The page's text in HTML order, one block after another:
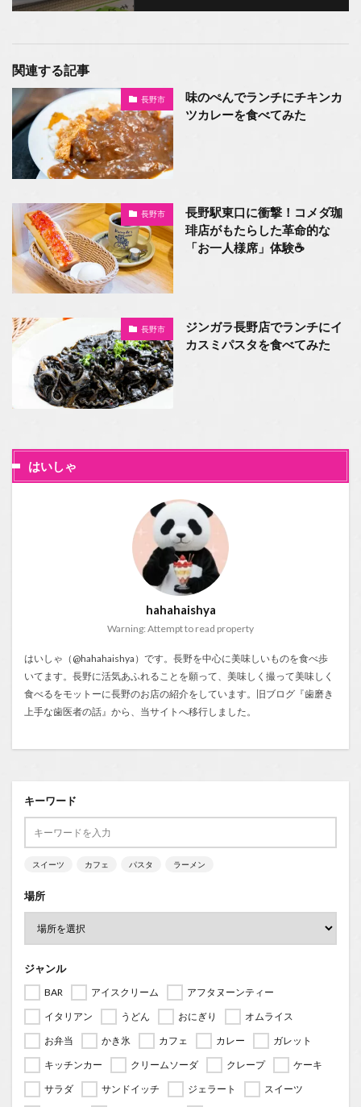
関連する記事
長野市
味のぺんでランチにチキンカ
ツカレーを食べてみた
長野市
長野駅東口に衝撃！コメダ珈
琲店がもたらした革命的な
「お一人様席」体験☕
長野市
ジンガラ長野店でランチにイ
カスミパスタを食べてみた
はいしゃ
hahahaishya
Warning: Attempt to read property
はいしゃ（@hahahaishya）です。長野を中心に美味しいものを食べ歩
いてます。長野に活気あふれることを願って、美味しく撮って美味しく
食べるをモットーに長野のお店の紹介をしています。旧ブログ『歯磨き
上手な歯医者の話 』から、当サイトへ移行しました。
キーワード
スイーツ カフェ パスタ ラーメン
場所
ジャンル
BAR アイスクリーム
アフタヌーンティー
イタリアン
うどん おにぎり
オムライス
お弁当
かき氷 カフェ カレー
ガレット
キッチンカー
クリームソーダ クレープ
ケーキ
サラダ
サンドイッチ ジェラート
スイーツ